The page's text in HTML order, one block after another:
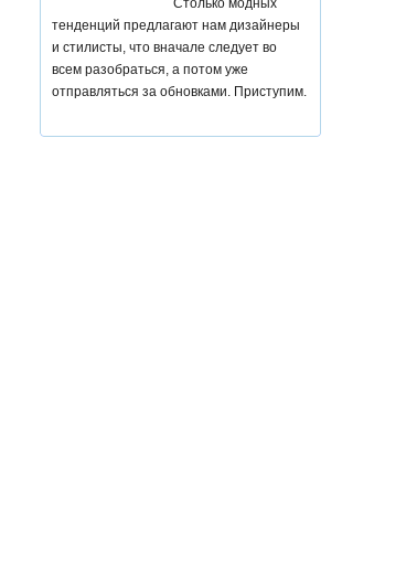
Столько модных
тенденций предлагают нам дизайнеры
и стилисты, что вначале следует во
всем разобраться, а потом уже
отправляться за обновками. Приступим.